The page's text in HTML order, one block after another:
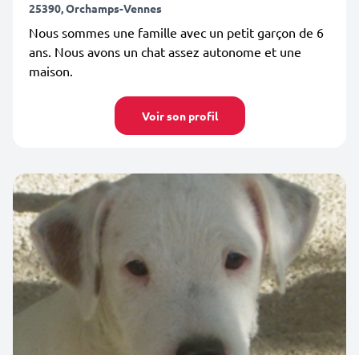
25390, Orchamps-Vennes
Nous sommes une famille avec un petit garçon de 6
ans. Nous avons un chat assez autonome et une
maison.
Voir son profil